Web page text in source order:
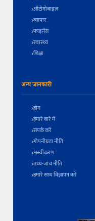
ऑटोमोबाइल
व्यापार
फाइनेंस
स्वास्थ्य
शिक्षा
अन्य जानकारी
होम
हमारे बारे में
संपर्क करें
गोपनीयता नीति
अस्वीकरण
तथ्य-जांच नीति
हमारे साथ विज्ञापन करें